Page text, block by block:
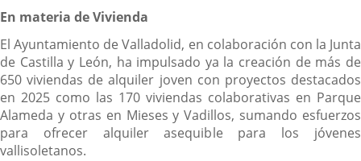
En materia de Vivienda
El Ayuntamiento de Valladolid, en colaboración con la Junta
de Castilla y León, ha impulsado ya la creación de más de
650 viviendas de alquiler joven con proyectos destacados
en 2025 como las 170 viviendas colaborativas en Parque
Alameda y otras en Mieses y Vadillos, sumando esfuerzos
para ofrecer alquiler asequible para los jóvenes
vallisoletanos.